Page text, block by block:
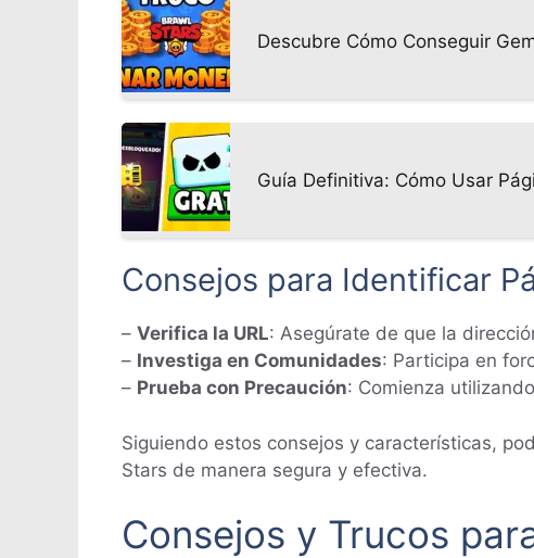
Descubre Cómo Conseguir
Guía Definitiva: Cómo Usar
Consejos para Identificar
– Verifica la URL: Asegúrate de que la
– Investiga en Comunidades: Participa en
– Prueba con Precaución: Comienza
Siguiendo estos consejos y características,
Stars de manera segura y efectiva.
Consejos y Trucos